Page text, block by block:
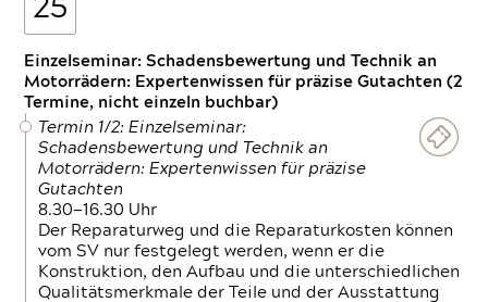
25
Einzelseminar: Schadensbewertung und Technik an
Motorrädern: Expertenwissen für präzise Gutachten (2
Termine, nicht einzeln buchbar)
Termin 1/2: Einzelseminar:
Schadensbewertung und Technik an
Motorrädern: Expertenwissen für präzise
Gutachten
8.30—16.30 Uhr
Der Reparaturweg und die Reparaturkosten können
vom SV nur festgelegt werden, wenn er die
Konstruktion, den Aufbau und die unterschiedlichen
Qualitätsmerkmale der Teile und der Ausstattung